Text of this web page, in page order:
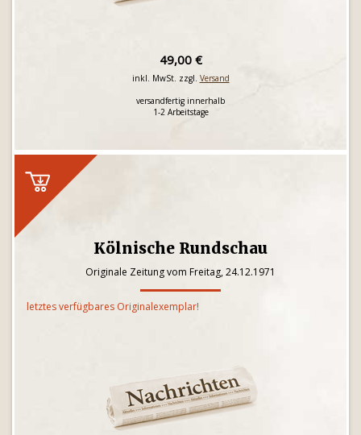
49,00 €
inkl. MwSt. zzgl. Versand
versandfertig innerhalb
1-2 Arbeitstage
Kölnische Rundschau
Originale Zeitung vom Freitag, 24.12.1971
letztes verfügbares Originalexemplar!